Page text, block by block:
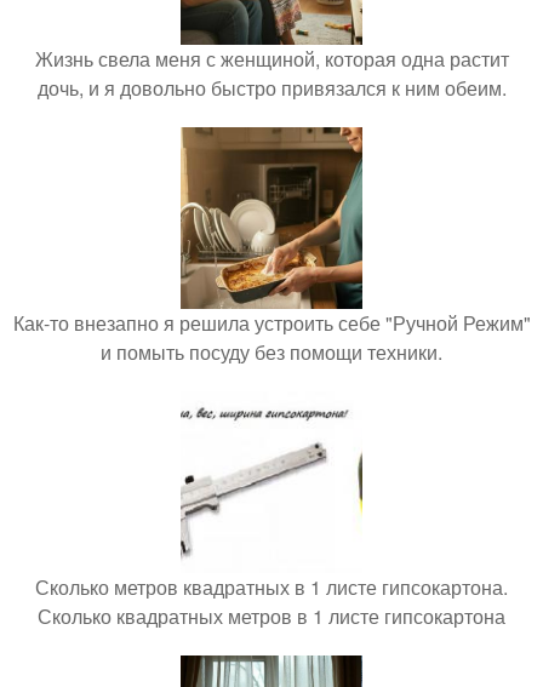
Жизнь свела меня с женщиной, которая одна растит
дочь, и я довольно быстро привязался к ним обеим.
Как-то внезапно я решила устроить себе "Ручной Режим"
и помыть посуду без помощи техники.
Сколько метров квадратных в 1 листе гипсокартона.
Сколько квадратных метров в 1 листе гипсокартона